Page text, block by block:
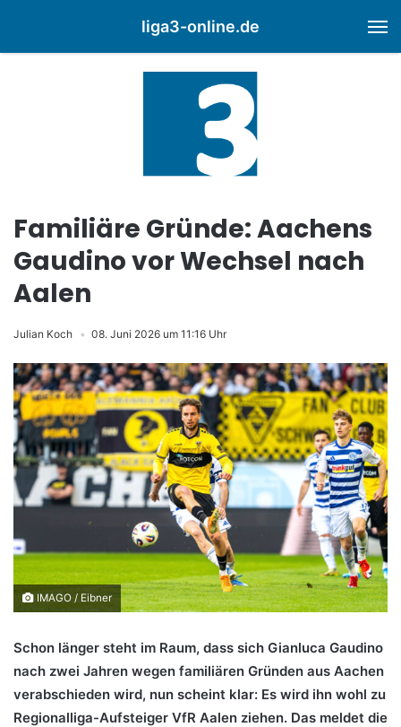
liga3-online.de
Familiäre Gründe: Aachens
Gaudino vor Wechsel nach
Aalen
Julian Koch 08. Juni 2026 um 11:16 Uhr
IMAGO / Eibner
Schon länger steht im Raum, dass sich Gianluca Gaudino
nach zwei Jahren wegen familiären Gründen aus Aachen
verabschieden wird, nun scheint klar: Es wird ihn wohl zu
Regionalliga-Aufsteiger VfR Aalen ziehen. Das meldet die